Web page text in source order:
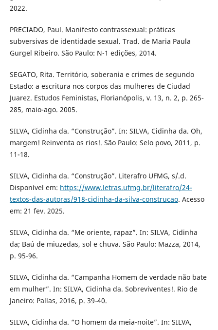
2022.
PRECIADO, Paul. Manifesto contrassexual: práticas
subversivas de identidade sexual. Trad. de Maria Paula
Gurgel Ribeiro. São Paulo: N-1 edições, 2014.
SEGATO, Rita. Território, soberania e crimes de segundo
Estado: a escritura nos corpos das mulheres de Ciudad
Juarez. Estudos Feministas, Florianópolis, v. 13, n. 2, p. 265-
285, maio-ago. 2005.
SILVA, Cidinha da. “Construção”. In: SILVA, Cidinha da. Oh,
margem! Reinventa os rios!. São Paulo: Selo povo, 2011, p.
11-18.
SILVA, Cidinha da. “Construção”. Literafro UFMG, s/.d.
Disponível em: https://www.letras.ufmg.br/literafro/24-
textos-das-autoras/918-cidinha-da-silva-construcao. Acesso
em: 21 fev. 2025.
SILVA, Cidinha da. “Me oriente, rapaz”. In: SILVA, Cidinha
da; Baú de miuzedas, sol e chuva. São Paulo: Mazza, 2014,
p. 95-96.
SILVA, Cidinha da. “Campanha Homem de verdade não bate
em mulher”. In: SILVA, Cidinha da. Sobreviventes!. Rio de
Janeiro: Pallas, 2016, p. 39-40.
SILVA, Cidinha da. “O homem da meia-noite”. In: SILVA,